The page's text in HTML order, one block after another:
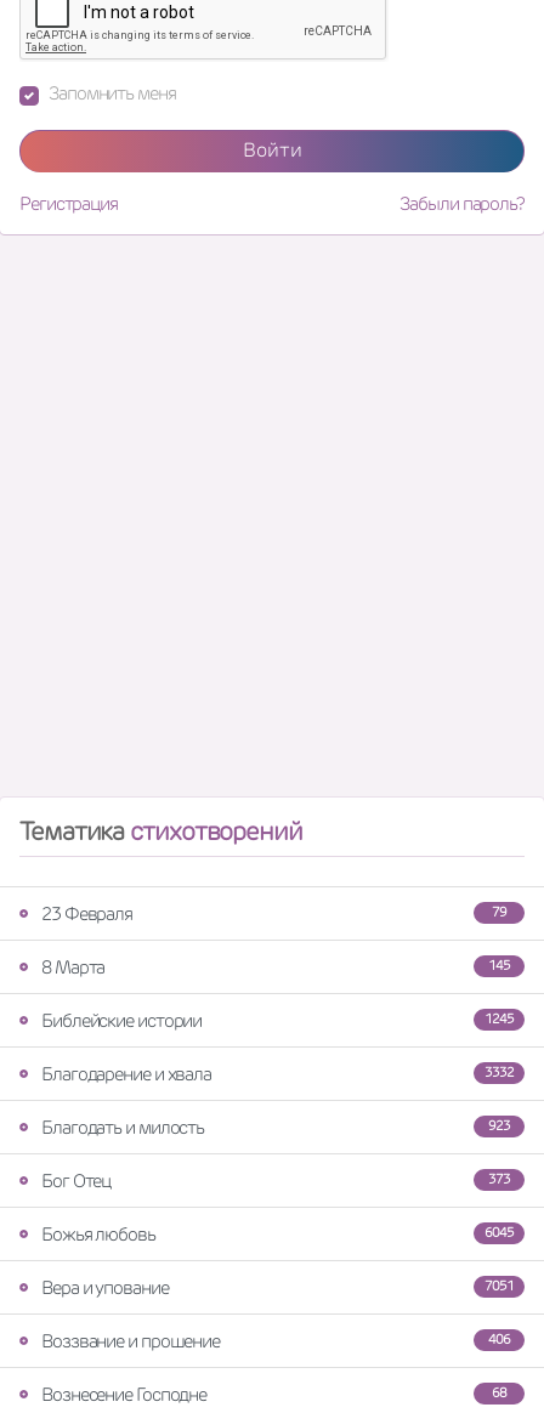
Запомнить меня
Войти
Регистрация Забыли пароль?
Тематикастихотворений
79
23 Февраля
145
8 Марта
1245
Библейские истории
3332
Благодарение и хвала
923
Благодать и милость
373
Бог Отец
6045
Божья любовь
7051
Вера и упование
406
Воззвание и прошение
68
Вознесение Господне